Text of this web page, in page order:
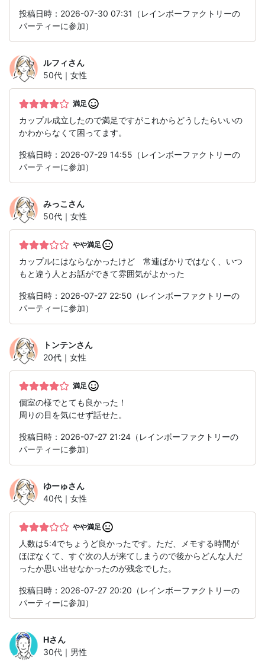
投稿日時：2026-07-30 07:31（レインボーファクトリーの
パーティーに参加）
ルフィさん
50代｜女性
満足
カップル成立したので満足ですがこれからどうしたらいいの
かわからなくて困ってます。
投稿日時：2026-07-29 14:55（レインボーファクトリーの
パーティーに参加）
みっこ さん
50代｜女性
やや満足
カップルにはならなかったけど 常連ばかりではなく、いつ
もと違う人とお話ができて雰囲気がよかった
投稿日時：2026-07-27 22:50（レインボーファクトリーの
パーティーに参加）
トンテンさん
20代｜女性
満足
個室の様でとても良かった！
周りの目を気にせず話せた。
投稿日時：2026-07-27 21:24（レインボーファクトリーの
パーティーに参加）
ゆーゅさん
40代｜女性
やや満足
人数は5:4でちょうど良かったです。ただ、メモする時間が
ほぼなくて、すぐ次の人が来てしまうので後からどんな人だ
ったか思い出せなかったのが残念でした。
投稿日時：2026-07-27 20:20（レインボーファクトリーの
パーティーに参加）
Hさん
30代｜男性